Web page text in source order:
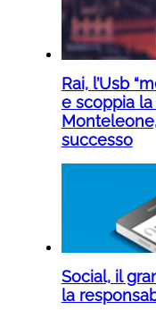
Rai, l’Usb
e scoppia
successo
Social, il
la